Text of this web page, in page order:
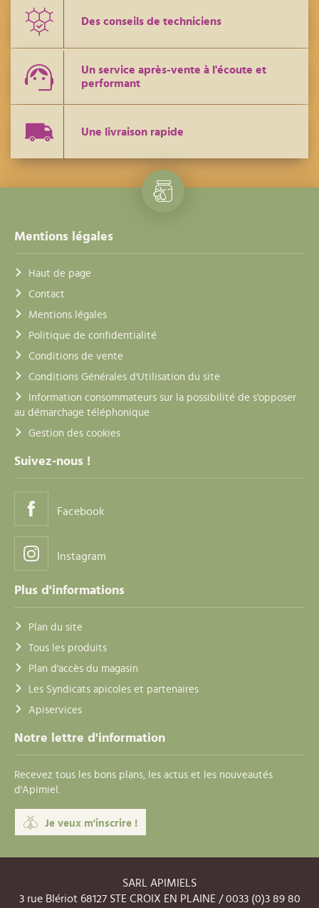
Des conseils de techniciens
Un service après-vente à l'écoute et
performant
Une livraison rapide
Mentions légales
Haut de page
Contact
Mentions légales
Politique de confidentialité
Conditions de vente
Conditions Générales d'Utilisation du site
Information consommateurs sur la possibilité de s'opposer
au démarchage téléphonique
Gestion des cookies
Suivez-nous !
Facebook
Instagram
Plus d'informations
Plan du site
Tous les produits
Plan d'accès du magasin
Les Syndicats apicoles et partenaires
Apiservices
Notre lettre d'information
Recevez tous les bons plans, les actus et les nouveautés
d'Apimiel.
Je veux m'inscrire !
SARL APIMIELS
3 rue Blériot 68127 STE CROIX EN PLAINE / 0033 (0)3 89 80